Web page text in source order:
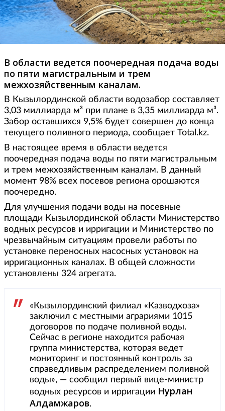
В области ведется поочередная подача воды
по пяти магистральным и трем
межхозяйственным каналам.
В Кызылординской области водозабор составляет
3,03 миллиарда м³ при плане в 3,35 миллиарда м³.
Забор оставшихся 9,5% будет совершен до конца
текущего поливного периода, сообщает Total.kz.
В настоящее время в области ведется
поочередная подача воды по пяти магистральным
и трем межхозяйственным каналам. В данный
момент 98% всех посевов региона орошаются
поочередно.
Для улучшения подачи воды на посевные
площади Кызылординской области Министерство
водных ресурсов и ирригации и Министерство по
чрезвычайным ситуациям провели работы по
установке переносных насосных установок на
ирригационных каналах. В общей сложности
установлены 324 агрегата.
«Кызылординский филиал «Казводхоза»
заключил с местными аграриями 1015
договоров по подаче поливной воды.
Сейчас в регионе находится рабочая
группа министерства, которая ведет
мониторинг и постоянный контроль за
справедливым распределением поливной
воды», — сообщил первый вице-министр
водных ресурсов и ирригации Нурлан
Алдамжаров.